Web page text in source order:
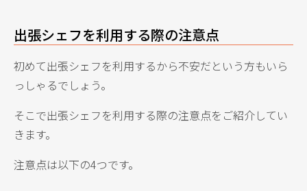
出張シェフを利用する際の注意点
初めて出張シェフを利用するから不安だという方もいら
っしゃるでしょう。
そこで出張シェフを利用する際の注意点をご紹介してい
きます。
注意点は以下の4つです。